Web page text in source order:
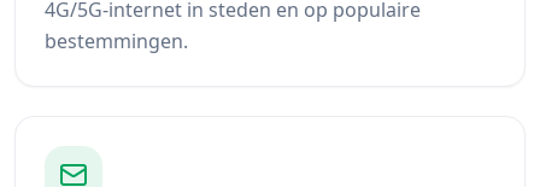
4G/5G-internet in steden en op populaire
bestemmingen.